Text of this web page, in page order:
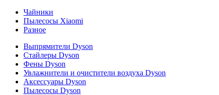
Чайники
Пылесосы Xiaomi
Разное
Выпрямители Dyson
Стайлеры Dyson
Фены Dyson
Увлажнители и очистители воздуха Dyson
Аксессуары Dyson
Пылесосы Dyson